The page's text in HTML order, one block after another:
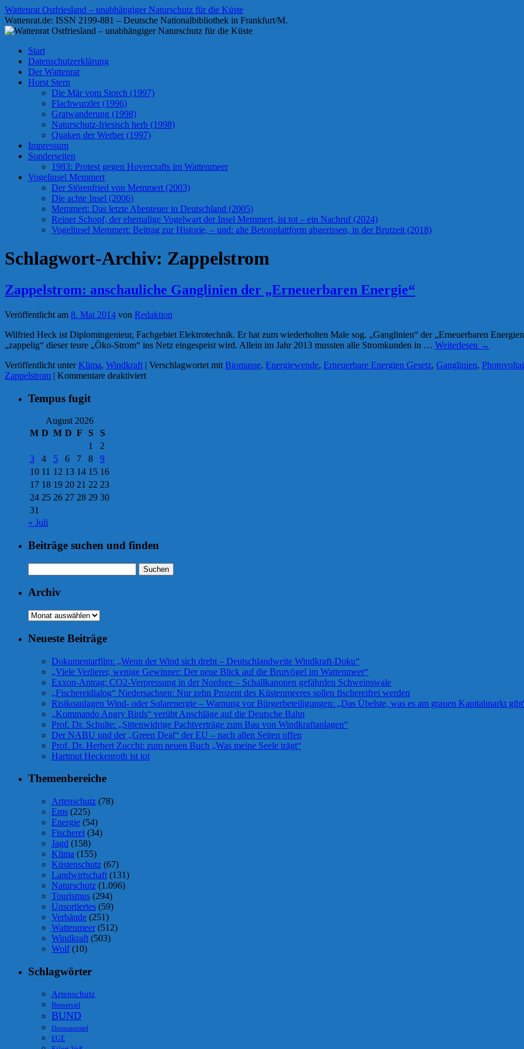
Zum
Inhalt
springen
Wattenrat Ostfriesland – unabhängiger Naturschutz für die Küste
Wattenrat.de: ISSN 2199-881 – Deutsche Nationalbibliothek in Frankfurt/M.
Start
Datenschutzerklärung
Der Wattenrat
Horst Stern
Die Mär vom Storch (1997)
Flachwurzler (1996)
Gratwanderung (1998)
Naturschutz-friesisch herb (1998)
Quaken der Werber (1997)
Impressum
Sonderseiten
1983: Protest gegen Hovercrafts im Wattenmeer
Vogelinsel Memmert
Der Störenfried von Memmert (2003)
Die achte Insel (2006)
Memmert: Das letzte Abenteuer in Deutschland (2005)
Reiner Schopf, der ehemalige Vogelwart der Insel Memmert, ist tot – ein Nachruf (2024)
Vogelinsel Memmert: Beitrag zur Historie, – und: alte Betonplattform abgerissen, in der Brutzeit (2018)
Schlagwort-Archiv: Zappelstrom
Zappelstrom: anschauliche Ganglinien der „Erneuerbaren Energie“
Veröffentlicht am 8. Mai 2014 von Redaktion
Wilfried Heck ist Diplomingenieur, Fachgebiet Elektrotechnik. Er hat zum wiederholten Male sog. „Ganglinien“ der „Erneuerbaren
„zappelig“ dieser teure „Öko-Strom“ ins Netz eingespeist wird. Allein im Jahr 2013 mussten alle Stromkunden in … Weiterlesen →
Veröffentlicht unter Klima, Windkraft | Verschlagwortet mit Biomasse, Energiewende, Erneuerbare Energien Gesetz, Ganglinien,
Zappelstrom | Kommentare deaktiviertfür
Tempus fugit
August 2026
M D M D F S
S
1
2
3
4 5 6 7 8
9
10 11 12 13 14 15 16
17 18 19 20 21 22 23
24 25 26 27 28 29 30
31
« Juli
Beiträge suchen und finden
nach:
Archiv
Archiv
Neueste Beiträge
Dokumentarfilm: „Wenn der Wind sich dreht – Deutschlandweite Windkraft-Doku“
„Viele Verlierer, wenige Gewinner: Der neue Blick auf die Brutvögel im Wattenmeer“
Exxon-Antrag: CO2-Verpressung in der Nordsee – Schallkanonen gefährden Schweinswale
„Fischereidialog“ Niedersachsen: Nur zehn Prozent des Küstenmeeres sollen fischereifrei werden
Risikoanlagen Wind- oder Solarenergie – Warnung vor Bürgerbeteiligungen: „Das Übelste, was es am grauen Kapitalmarkt
„Kommando Angry Birds“ verübt Anschläge auf die Deutsche Bahn
Prof. Dr. Schulte: „Sittenwidrige Pachtverträge zum Bau von Windkraftanlagen“
Der NABU und der „Green Deal“ der EU – nach allen Seiten offen
Prof. Dr. Herbert Zucchi: zum neuen Buch „Was meine Seele trägt“
Hartmut Heckenroth ist tot
Themenbereiche
Artenschutz (78)
Ems (225)
Energie (54)
Fischerei (34)
Jagd (158)
Klima (155)
Küstenschutz (67)
Landwirtschaft (131)
Naturschutz (1.096)
Tourismus (294)
Unsortiertes (59)
Verbände (251)
Wattenmeer (512)
Windkraft (503)
Wolf(10)
Schlagwörter
Artenschutz
Bensersiel
BUND
Dornumersiel
EGE